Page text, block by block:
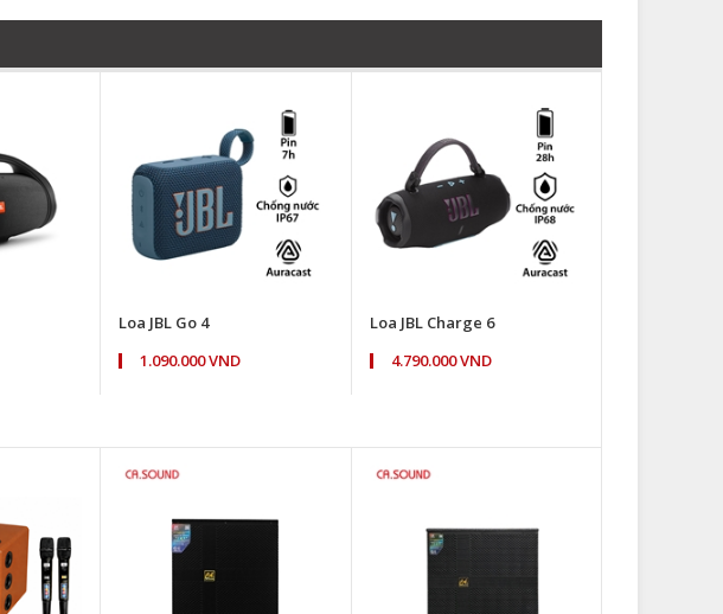
Loa JBL Go 4
1.090.000 VND
Loa JBL Charge 6
4.790.000 VND